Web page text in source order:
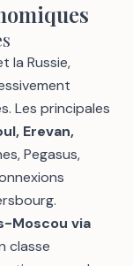
la Russie,
Les principales
Erevan,
Pegasus,
Moscou via
classe